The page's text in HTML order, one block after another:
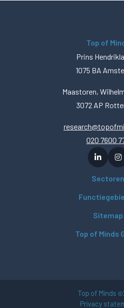
Top of
Prins
1075 BA
Maastoren,
3072 AP
020 7600
Sectoren
Sitemap
Top of Minds
Top of Minds ©
Privacy